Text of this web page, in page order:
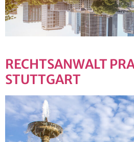
RECHTSANWALT
STUTTGART